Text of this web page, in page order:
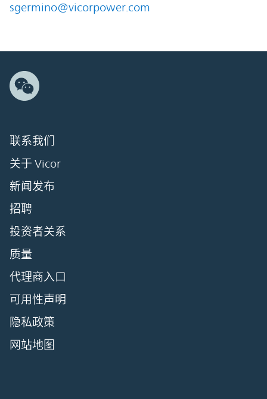
sgermino@vicorpower.com
联系我们
关于 Vicor
新闻发布
招聘
投资者关系
质量
代理商入口
可用性声明
隐私政策
网站地图